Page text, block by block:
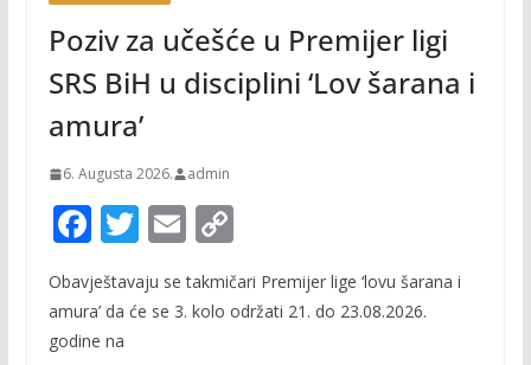
Poziv za učešće u Premijer ligi
SRS BiH u disciplini ‘Lov šarana i
amura’
6. Augusta 2026. admin
F
ac
e
b
T
itt
E
m
ai
C
o
p
Obavještavaju se takmičari Premijer lige ‘lovu šarana i
amura’ da će se 3. kolo održati 21. do 23.08.2026.
godine na